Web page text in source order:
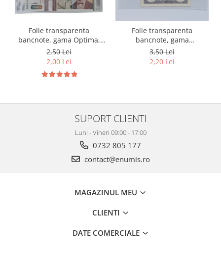
Folie transparenta
bancnote, gama Optima,
cod SH252, 3
compartimente
2,50 Lei
2,00 Lei
Folie transparenta
bancnote, gama
Grande(A4), cod SH312, 3
compartimente
3,50 Lei
2,20 Lei
SUPORT CLIENTI
Luni - Vineri 09:00 - 17:00
0732 805 177
contact@enumis.ro
MAGAZINUL MEU
CLIENTI
DATE COMERCIALE